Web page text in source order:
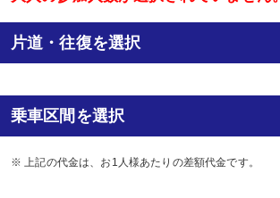
片道・往復を選択
乗車区間を選択
※ 上記の代金は、お1人様あたりの差額代金です。